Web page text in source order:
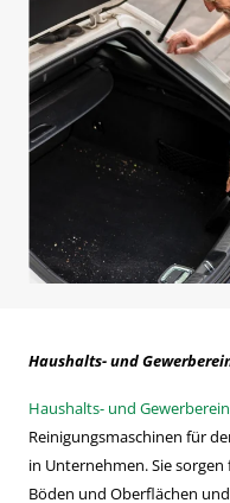
Haushalts- und
Haushalts- und
Reinigungsmaschinen für
in Unternehmen. Sie
Böden und Oberflächen